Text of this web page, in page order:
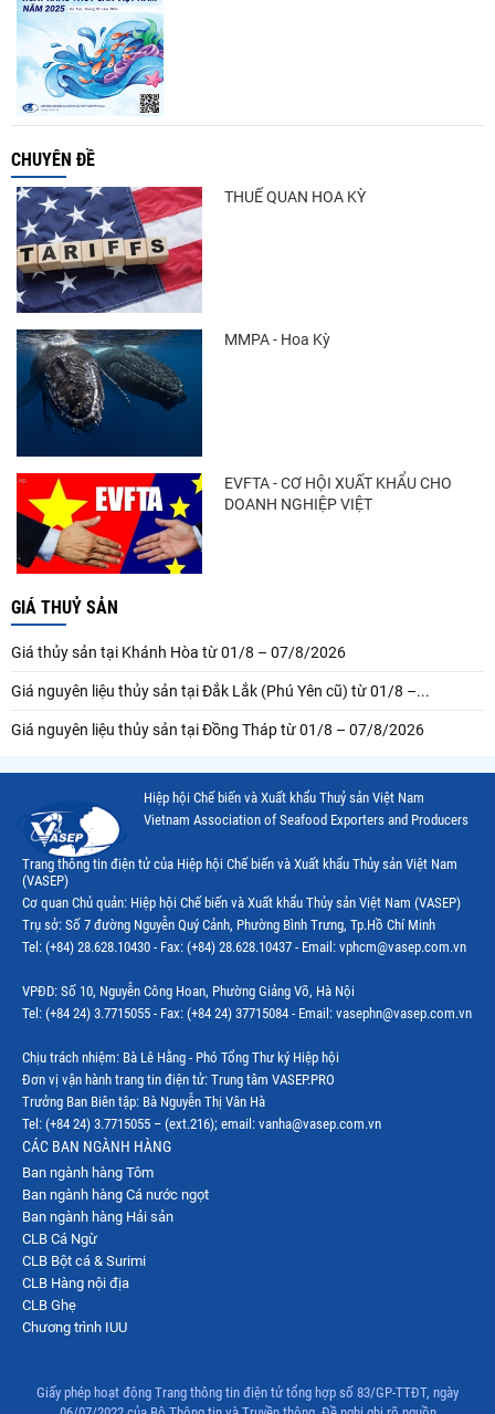
CHUYÊN ĐỀ
THUẾ QUAN HOA KỲ
MMPA - Hoa Kỳ
EVFTA - CƠ HỘI XUẤT KHẨU CHO
DOANH NGHIỆP VIỆT
GIÁ THUỶ SẢN
Giá thủy sản tại Khánh Hòa từ 01/8 – 07/8/2026
Giá nguyên liệu thủy sản tại Đắk Lắk (Phú Yên cũ) từ 01/8 –...
Giá nguyên liệu thủy sản tại Đồng Tháp từ 01/8 – 07/8/2026
Hiệp hội Chế biến và Xuất khẩu Thuỷ sản Việt Nam
Vietnam Association of Seafood Exporters and Producers
Trang thông tin điện tử của Hiệp hội Chế biến và Xuất khẩu Thủy sản Việt Nam
(VASEP)
Cơ quan Chủ quản: Hiệp hội Chế biến và Xuất khẩu Thủy sản Việt Nam (VASEP)
Trụ sở: Số 7 đường Nguyễn Quý Cảnh, Phường Bình Trưng, Tp.Hồ Chí Minh
Tel: (+84) 28.628.10430 - Fax: (+84) 28.628.10437 - Email: vphcm@vasep.com.vn
VPĐD: Số 10, Nguyễn Công Hoan, Phường Giảng Võ, Hà Nội
Tel: (+84 24) 3.7715055 - Fax: (+84 24) 37715084 - Email: vasephn@vasep.com.vn
Chịu trách nhiệm: Bà Lê Hằng - Phó Tổng Thư ký Hiệp hội
Đơn vị vận hành trang tin điện tử: Trung tâm VASEP.PRO
Trưởng Ban Biên tập: Bà Nguyễn Thị Vân Hà
Tel: (+84 24) 3.7715055 – (ext.216); email: vanha@vasep.com.vn
CÁC BAN NGÀNH HÀNG
Ban ngành hàng Tôm
Ban ngành hàng Cá nước ngọt
Ban ngành hàng Hải sản
CLB Cá Ngừ
CLB Bột cá & Surimi
CLB Hàng nội địa
CLB Ghẹ
Chương trình IUU
Giấy phép hoạt động Trang thông tin điện tử tổng hợp số 83/GP-TTĐT, ngày